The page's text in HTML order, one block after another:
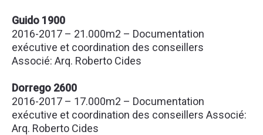
Guido 1900
2016-2017 – 21.000m2 – Documentation
exécutive et coordination des conseillers
Associé: Arq. Roberto Cides
Dorrego 2600
2016-2017 – 17.000m2 – Documentation
exécutive et coordination des conseillers Associé:
Arq. Roberto Cides